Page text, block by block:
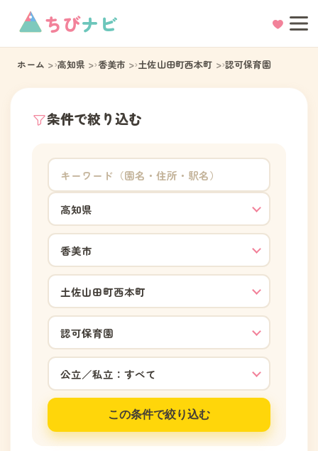
ちびナビ
ホーム 高知県 香美市 土佐山田町西本町 認可保育園
条件で絞り込む
この条件で絞り込む